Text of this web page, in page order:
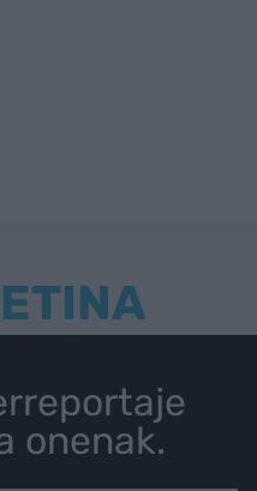
onenak.